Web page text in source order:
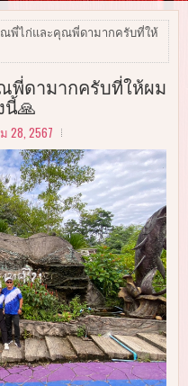
พี่ไก่และคุณพี่ดามากครับที่ให้
ดามากครับที่ให้ผม
นี้🙏
28, 2567